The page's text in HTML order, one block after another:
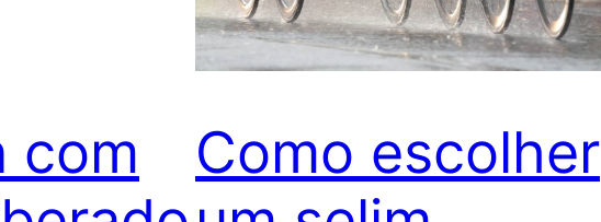
com
Como escolher